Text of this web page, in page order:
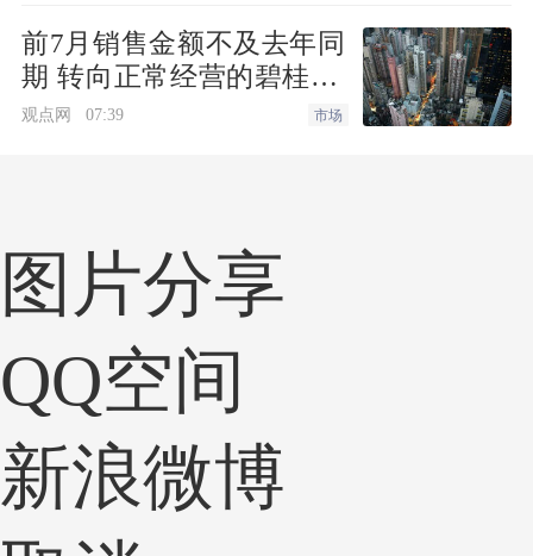
谈起为何会选择捐助医疗物资，参加过汶
川和雅安地震报道，有着媒体从业经历的
老戴有经验，“起初，集团也想过捐赠心
电图检测仪等医疗器械，后来决定，口
为了保证这部分物资能够及时到位，李培
成的公司从1月22日确定采购医疗物资，
随着当时疫情的逐渐加重，口罩的供应渠
道已经收窄，库存紧张许多商家渠道售
罄，此情况为找到大批量的口罩增加了难
度。
时间紧、任务重，在总部下达指令后，20
前7月销售金额不及去年同
期 转向正常经营的碧桂园
仍要面对难题
观点网 07:39 市场
图片分享
QQ空间
新浪微博